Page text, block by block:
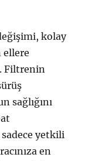
kolay
ellere
Filtrenin
sağlığını
sadece yetkili
en